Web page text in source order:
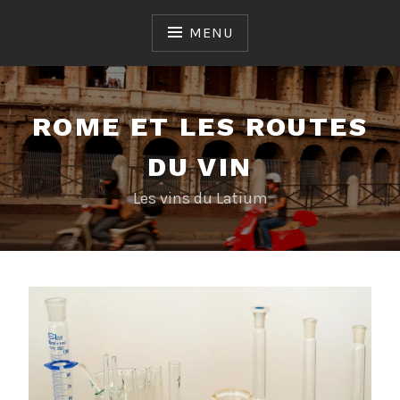
MENU
ROME ET LES ROUTES
DU VIN
Les vins du Latium
PARLONS
DE
VIN